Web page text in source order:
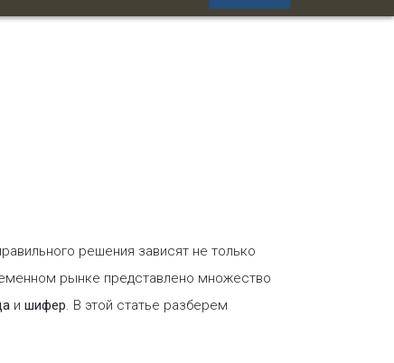
решения зависят не только
рынке представлено множество
и шифер. В этой статье разберем